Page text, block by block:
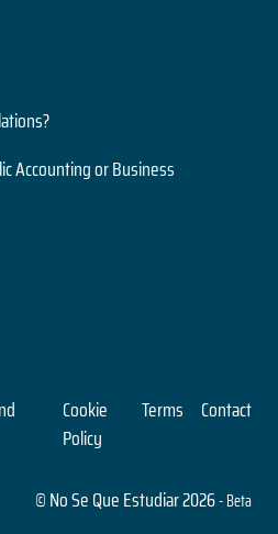
Accounting or Business
Cookie
Policy
Terms Contact
© No Se Que Estudiar 2026- Beta